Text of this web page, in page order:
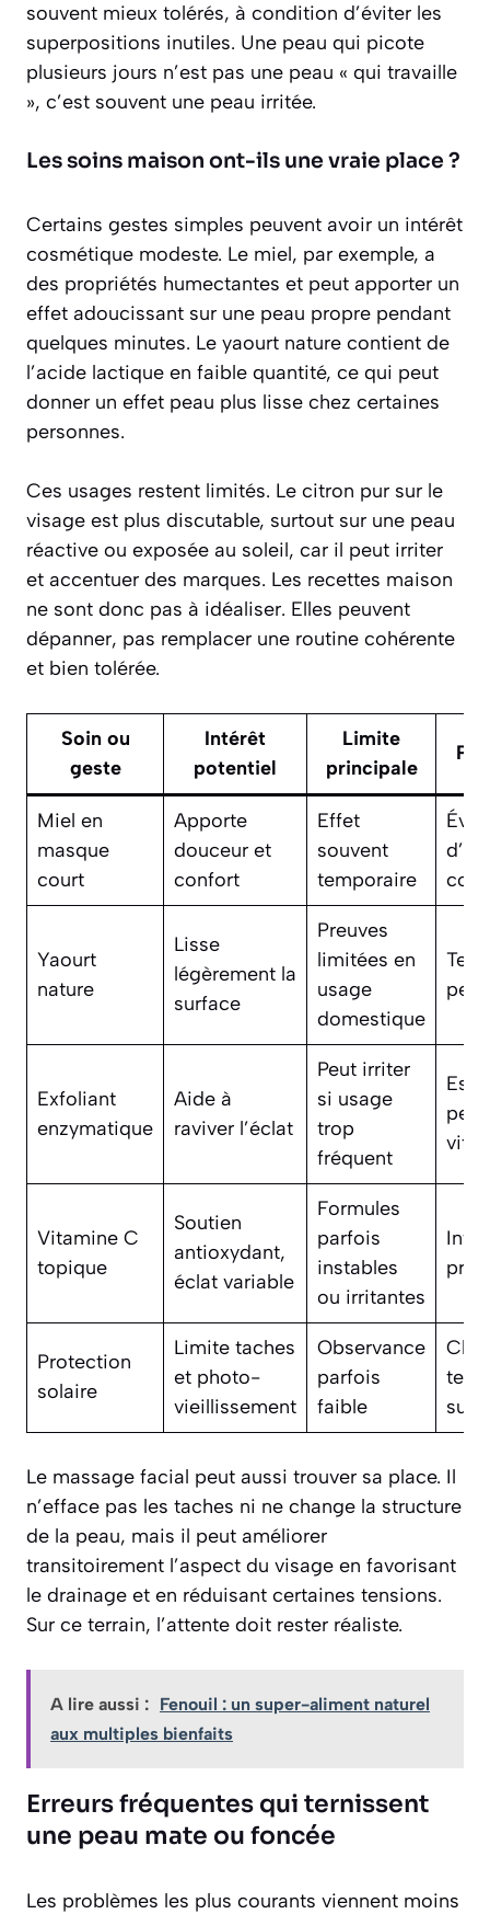
souvent mieux tolérés, à condition d’éviter les
superpositions inutiles. Une peau qui picote
plusieurs jours n’est pas une peau « qui travaille
», c’est souvent une peau irritée.
Les soins maison ont-ils une vraie place ?
Certains gestes simples peuvent avoir un intérêt
cosmétique modeste. Le miel, par exemple, a
des propriétés humectantes et peut apporter un
effet adoucissant sur une peau propre pendant
quelques minutes. Le yaourt nature contient de
l’acide lactique en faible quantité, ce qui peut
donner un effet peau plus lisse chez certaines
personnes.
Ces usages restent limités. Le citron pur sur le
visage est plus discutable, surtout sur une peau
réactive ou exposée au soleil, car il peut irriter
et accentuer des marques. Les recettes maison
ne sont donc pas à idéaliser. Elles peuvent
dépanner, pas remplacer une routine cohérente
et bien tolérée.
Soin ou
geste
Intérêt
potentiel
Limite
principale
Miel en
masque
court
Apporte
douceur et
confort
Effet
souvent
temporaire
Yaourt
nature
Lisse
légèrement la
surface
Preuves
limitées en
usage
domestique
Exfoliant
enzymatique
Aide à
raviver l’éclat
Peut irriter
si usage
trop
fréquent
vite
Vitamine C
topique
Soutien
antioxydant,
éclat variable
Formules
parfois
instables
ou irritantes
Protection
solaire
Limite taches
et photo-
vieillissement
Observance
parfois
faible
Le massage facial peut aussi trouver sa place. Il
n’efface pas les taches ni ne change la structure
de la peau, mais il peut améliorer
transitoirement l’aspect du visage en favorisant
le drainage et en réduisant certaines tensions.
Sur ce terrain, l’attente doit rester réaliste.
A lire aussi : Fenouil : un super-aliment naturel
aux multiples bienfaits
Erreurs fréquentes qui ternissent
une peau mate ou foncée
Les problèmes les plus courants viennent moins